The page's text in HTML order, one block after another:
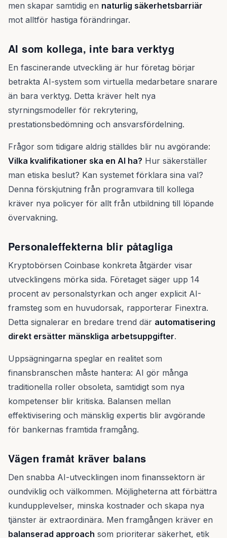
men skapar samtidig en naturlig säkerhetsbarriär
mot alltför hastiga förändringar.
AI som kollega, inte bara verktyg
En fascinerande utveckling är hur företag börjar
betrakta AI-system som virtuella medarbetare snarare
än bara verktyg. Detta kräver helt nya
styrningsmodeller för rekrytering,
prestationsbedömning och ansvarsfördelning.
Frågor som tidigare aldrig ställdes blir nu avgörande:
Vilka kvalifikationer ska en AI ha? Hur säkerställer
man etiska beslut? Kan systemet förklara sina val?
Denna förskjutning från programvara till kollega
kräver nya policyer för allt från utbildning till löpande
övervakning.
Personaleffekterna blir påtagliga
Kryptobörsen Coinbase konkreta åtgärder visar
utvecklingens mörka sida. Företaget säger upp 14
procent av personalstyrkan och anger explicit AI-
framsteg som en huvudorsak, rapporterar Finextra.
Detta signalerar en bredare trend där automatisering
direkt ersätter mänskliga arbetsuppgifter.
Uppsägningarna speglar en realitet som
finansbranschen måste hantera: AI gör många
traditionella roller obsoleta, samtidigt som nya
kompetenser blir kritiska. Balansen mellan
effektivisering och mänsklig expertis blir avgörande
för bankernas framtida framgång.
Vägen framåt kräver balans
Den snabba AI-utvecklingen inom finanssektorn är
oundviklig och välkommen. Möjligheterna att förbättra
kundupplevelser, minska kostnader och skapa nya
tjänster är extraordinära. Men framgången kräver en
balanserad approach som prioriterar säkerhet, etik